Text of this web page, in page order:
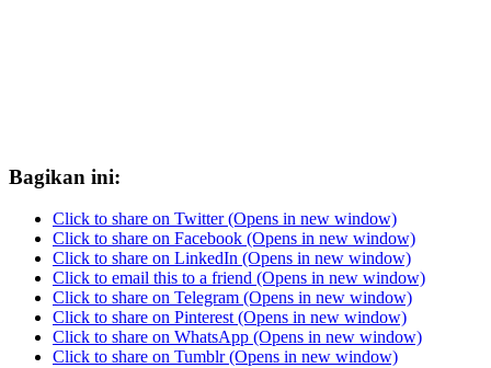
Bagikan ini:
Click to share on Twitter (Opens in new window)
Click to share on Facebook (Opens in new window)
Click to share on LinkedIn (Opens in new window)
Click to email this to a friend (Opens in new window)
Click to share on Telegram (Opens in new window)
Click to share on Pinterest (Opens in new window)
Click to share on WhatsApp (Opens in new window)
Click to share on Tumblr (Opens in new window)